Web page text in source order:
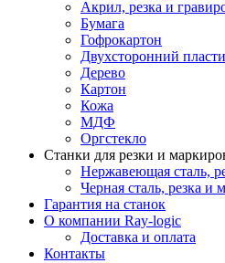
Акрил, резка и
Бумага
Гофрокартон
Двухсторонний
Дерево
Картон
Кожа
МДФ
Оргстекло
Станки для резки и
Нержавеющая сталь,
Черная сталь, резка и
Гарантия на станок
О компании Ray-logic
Доставка и оплата
Контакты